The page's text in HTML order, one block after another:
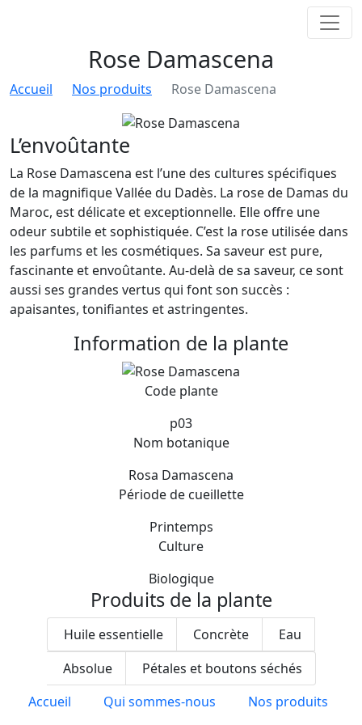
Rose Damascena
Accueil Nos produits Rose Damascena
L’envoûtante
La Rose Damascena est l’une des cultures spécifiques
de la magnifique Vallée du Dadès. La rose de Damas du
Maroc, est délicate et exceptionnelle. Elle offre une
odeur subtile et sophistiquée. C’est la rose utilisée dans
les parfums et les cosmétiques. Sa saveur est pure,
fascinante et envoûtante. Au-delà de sa saveur, ce sont
aussi ses grandes vertus qui font son succès :
apaisantes, tonifiantes et astringentes.
Information de la plante
Code plante
p03
Nom botanique
Rosa Damascena
Période de cueillette
Printemps
Culture
Biologique
Produits de la plante
Huile essentielle Concrète
Eau
Absolue
Pétales et boutons séchés
Accueil
Qui sommes-nous Nos produits